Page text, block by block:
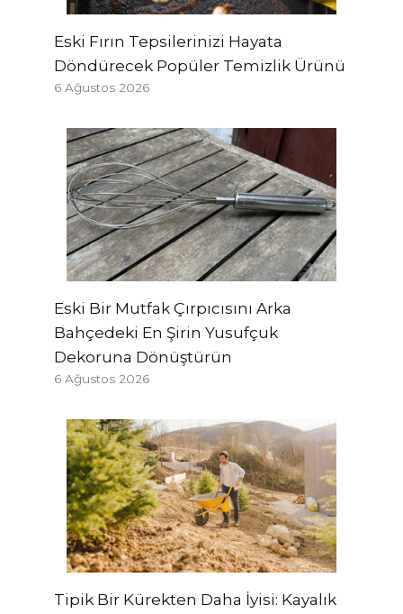
Eski Fırın Tepsilerinizi Hayata
Döndürecek Popüler Temizlik Ürünü
6 Ağustos 2026
Eski Bir Mutfak Çırpıcısını Arka
Bahçedeki En Şirin Yusufçuk
Dekoruna Dönüştürün
6 Ağustos 2026
Tipik Bir Kürekten Daha İyisi: Kayalık